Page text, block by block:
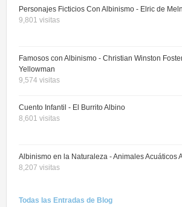
Personajes Ficticios Con Albinismo - Elric de
9,801 visitas
Famosos con Albinismo - Christian Winston
Yellowman
9,574 visitas
Cuento Infantil - El Burrito Albino
8,601 visitas
Albinismo en la Naturaleza - Animales Acuáticos
8,207 visitas
Todas las Entradas de Blog